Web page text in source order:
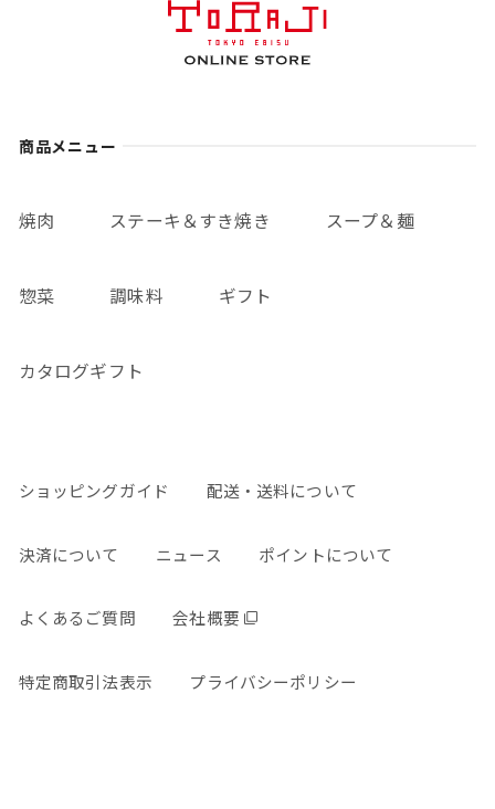
商品メニュー
焼肉 ステーキ＆すき焼き スープ＆麺
惣菜 調味料 ギフト
カタログギフト
ショッピングガイド 配送・送料について
決済について ニュース ポイントについて
よくあるご質問 会社概要
特定商取引法表示 プライバシーポリシー